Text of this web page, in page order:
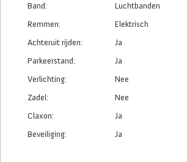
Band:
Luchtbanden
Remmen:
Elektrisch
Achteruit rijden:
Ja
Parkeerstand:
Ja
Verlichting:
Nee
Zadel:
Nee
Claxon:
Ja
Beveiliging:
Ja